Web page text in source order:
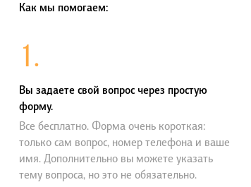
Как мы помогаем:
1.
Вы задаете свой вопрос через простую
форму.
Все бесплатно. Форма очень короткая:
только сам вопрос, номер телефона и ваше
имя. Дополнительно вы можете указать
тему вопроса, но это не обязательно.